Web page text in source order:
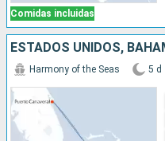
Comidas incluidas
ESTADOS UNIDOS,
Harmony of the Seas 5 d